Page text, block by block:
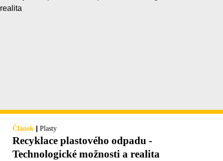
Článek | Plasty
Recyklace plastového odpadu -
Technologické možnosti a realita